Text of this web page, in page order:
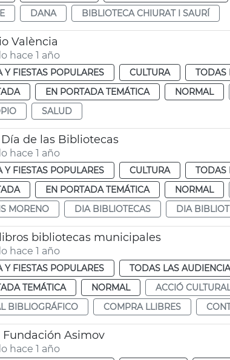
DANA BIBLIOTECA CHIURAT I SAURÍ
València
hace 1 año
Y FIESTAS POPULARES CULTURA TODAS
EN PORTADA TEMÁTICA NORMAL
SALUD
de las Bibliotecas
hace 1 año
Y FIESTAS POPULARES CULTURA TODAS
EN PORTADA TEMÁTICA NORMAL
MORENO
DIA BIBLIOTECAS DIA
bibliotecas municipales
hace 1 año
Y FIESTAS POPULARES TODAS LAS
TEMÁTICA
NORMAL ACCIÓ
BIBLIOGRÁFICO
COMPRA LLIBRES
Fundación Asimov
hace 1 año